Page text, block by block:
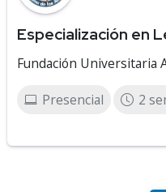
Especialización en
Fundación Universitaria
Presencial 2